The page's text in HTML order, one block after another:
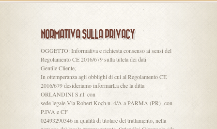
NORMATIVA SULLA PRIVACY
OGGETTO: Informativa e richiesta consenso ai sensi del
Regolamento CE 2016/679 sulla tutela dei dati
Gentile Cliente,
In ottemperanza agli obblighi di cui al Regolamento CE
2016/679 desideriamo informarLa che la ditta
ORLANDINI S.r.l. con
sede legale Via Robert Koch n. 4/A a PARMA (PR) con
P.IVA e CF
02493290346 in qualità di titolare del trattamento, nella